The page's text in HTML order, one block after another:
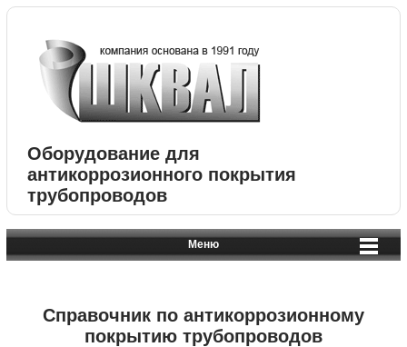
Оборудование для
антикоррозионного покрытия
трубопроводов
Меню
Справочник по антикоррозионному
покрытию трубопроводов